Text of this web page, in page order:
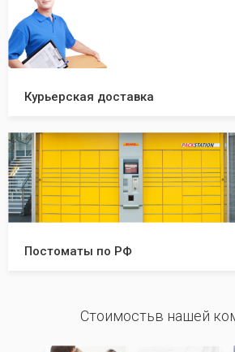
Курьерская доставка
Постоматы по РФ
Стоимостьв нашей